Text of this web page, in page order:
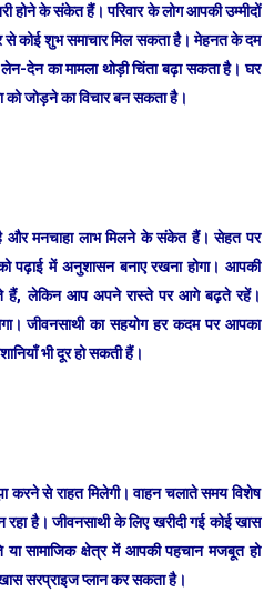
के संकेत हैं। परिवार के लोग आपकी उम्मीदों
से कोई शुभ समाचार मिल सकता है। मेहनत के दम
देन का मामला थोड़ी चिंता बढ़ा सकता है। घर
को जोड़ने का विचार बन सकता है।
मनचाहा लाभ मिलने के संकेत हैं। सेहत पर
को पढ़ाई में अनुशासन बनाए रखना होगा। आपकी
लेकिन आप अपने रास्ते पर आगे बढ़ते रहें।
जीवनसाथी का सहयोग हर कदम पर आपका
भी दूर हो सकती हैं।
से राहत मिलेगी। वाहन चलाते समय विशेष
रहा है। जीवनसाथी के लिए खरीदी गई कोई खास
या सामाजिक क्षेत्र में आपकी पहचान मजबूत हो
सरप्राइज प्लान कर सकता है।